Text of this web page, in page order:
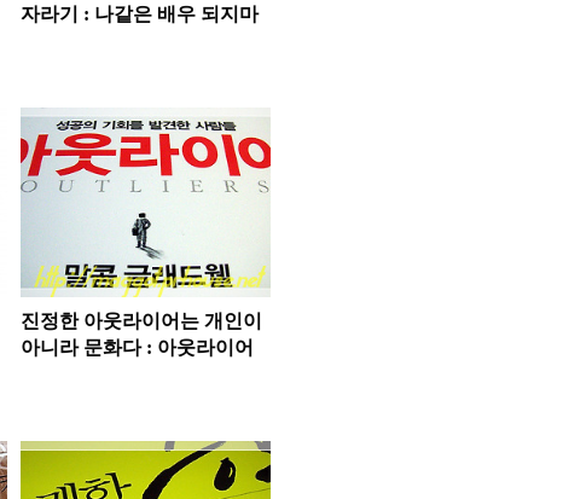
자라기 : 나같은 배우 되지마
진정한 아웃라이어는 개인이
아니라 문화다 : 아웃라이어